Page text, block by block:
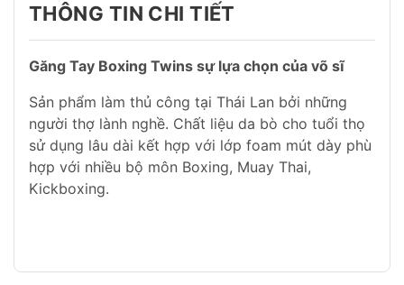
THÔNG TIN CHI TIẾT
Găng Tay Boxing Twins sự lựa chọn của võ sĩ
Sản phẩm làm thủ công tại Thái Lan bởi những
người thợ lành nghề. Chất liệu da bò cho tuổi thọ
sử dụng lâu dài kết hợp với lớp foam mút dày phù
hợp với nhiều bộ môn Boxing, Muay Thai,
Kickboxing.